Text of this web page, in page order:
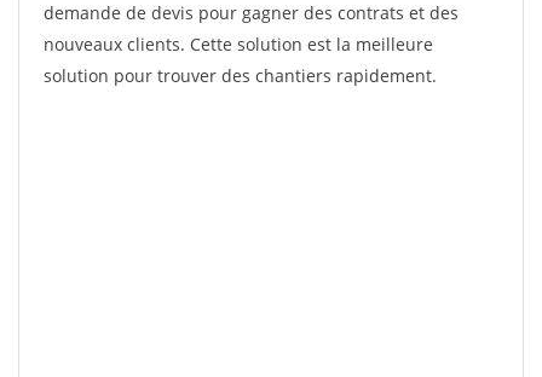
demande de devis pour gagner des contrats et des
nouveaux clients. Cette solution est la meilleure
solution pour trouver des chantiers rapidement.